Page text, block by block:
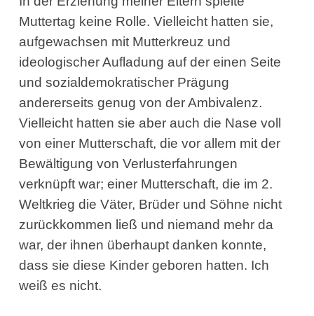
Muttertag keine Rolle. Vielleicht hatten sie,
aufgewachsen mit Mutterkreuz und
ideologischer Aufladung auf der einen Seite
und sozialdemokratischer Prägung
andererseits genug von der Ambivalenz.
Vielleicht hatten sie aber auch die Nase voll
von einer Mutterschaft, die vor allem mit der
Bewältigung von Verlusterfahrungen
verknüpft war; einer Mutterschaft, die im 2.
Weltkrieg die Väter, Brüder und Söhne nicht
zurückkommen ließ und niemand mehr da
war, der ihnen überhaupt danken konnte,
dass sie diese Kinder geboren hatten. Ich
weiß es nicht.